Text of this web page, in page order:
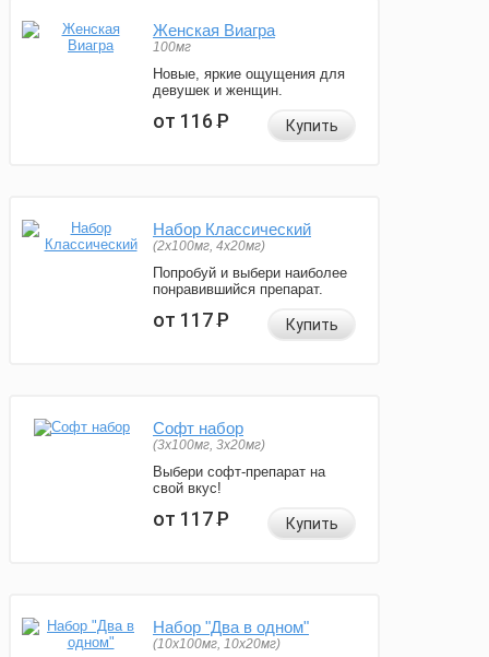
Женская Виагра
100мг
Новые, яркие ощущения для
девушек и женщин.
от 116Р Купить
Набор Классический
(2x100мг, 4x20мг)
Попробуй и выбери наиболее
понравившийся препарат.
от 117Р Купить
Софт набор
(3x100мг, 3x20мг)
Выбери софт-препарат на
свой вкус!
от 117Р Купить
Набор "Два в одном"
(10x100мг, 10x20мг)